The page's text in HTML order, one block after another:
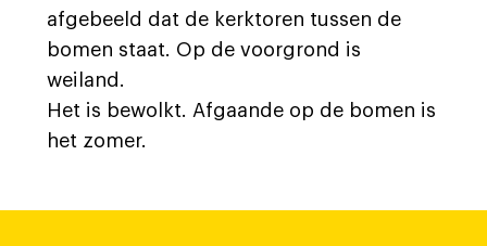
afgebeeld dat de kerktoren tussen de
bomen staat. Op de voorgrond is
weiland.
Het is bewolkt. Afgaande op de bomen is
het zomer.